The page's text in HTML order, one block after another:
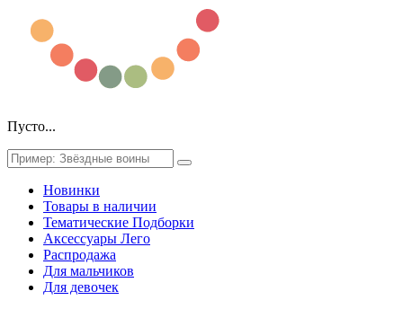
Пусто...
Новинки
Товары в наличии
Тематические Подборки
Аксессуары Лего
Распродажа
Для мальчиков
Для девочек